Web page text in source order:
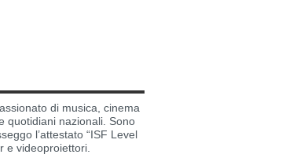
di musica, cinema
quotidiani nazionali. Sono
l’attestato “ISF Level
e videoproiettori.